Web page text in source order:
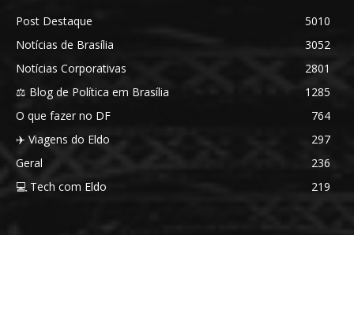
Post Destaque
5010
Notícias de Brasília
3052
Notícias Corporativas
2801
⚖️ Blog de Política em Brasília
1285
O que fazer no DF
764
✈️ Viagens do Eldo
297
Geral
236
💻 Tech com Eldo
219